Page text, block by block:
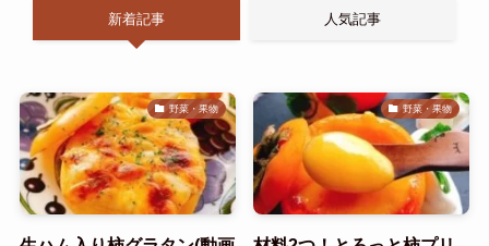
新着記事 人気記事
野菜・果物 野菜・果物